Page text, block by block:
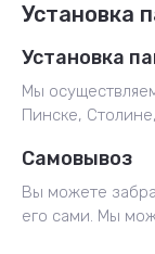
Установка
Установка
Мы
Пинске,
Самовывоз
Вы можете
его сами. Мы